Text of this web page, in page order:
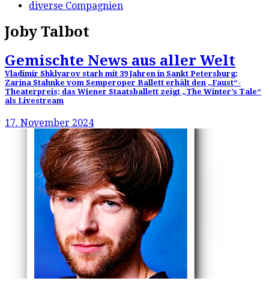
diverse Compagnien
Joby Talbot
Gemischte News aus aller Welt
Vladimir Shklyarov starb mit 39 Jahren in Sankt Petersburg;
Zarina Stahnke vom Semperoper Ballett erhält den „Faust“-
Theaterpreis; das Wiener Staatsballett zeigt „The Winter’s Tale“
als Livestream
17. November 2024